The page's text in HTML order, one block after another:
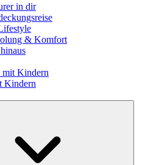
in dir
& Komfort
mit Kindern
Kindern